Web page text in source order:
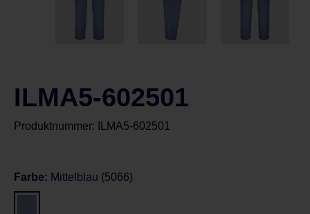
ILMA5-602501
Produktnummer: ILMA5-602501
Farbe: Mittelblau (5066)